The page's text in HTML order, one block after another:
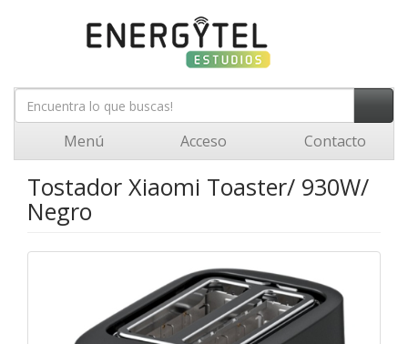
Menú Acceso Contacto
Tostador Xiaomi Toaster/ 930W/
Negro